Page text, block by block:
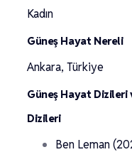
Kadın
Güneş Hayat Nereli
Ankara, Türkiye
Güneş Hayat Dizileri
Dizileri
Ben Leman